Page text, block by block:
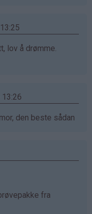
lov å drømme.
den beste sådan
fra